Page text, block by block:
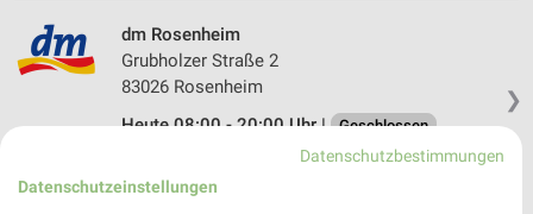
❯
dm Rosenheim
Grubholzer Straße 2
83026 Rosenheim
Heute 08:00 - 20:00 Uhr | Geschlossen
Datenschutzbestimmungen
Datenschutzeinstellungen